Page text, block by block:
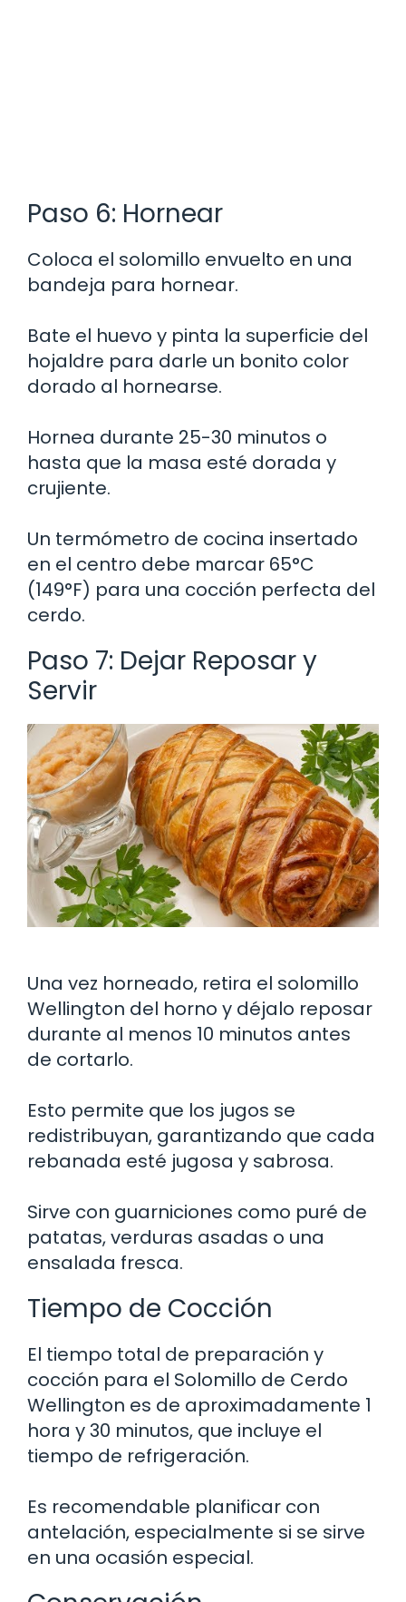
Paso 6: Hornear
Coloca el solomillo envuelto en una
bandeja para hornear.
Bate el huevo y pinta la superficie del
hojaldre para darle un bonito color
dorado al hornearse.
Hornea durante 25-30 minutos o
hasta que la masa esté dorada y
crujiente.
Un termómetro de cocina insertado
en el centro debe marcar 65°C
(149°F) para una cocción perfecta del
cerdo.
Paso 7: Dejar Reposar y
Servir
Una vez horneado, retira el solomillo
Wellington del horno y déjalo reposar
durante al menos 10 minutos antes
de cortarlo.
Esto permite que los jugos se
redistribuyan, garantizando que cada
rebanada esté jugosa y sabrosa.
Sirve con guarniciones como puré de
patatas, verduras asadas o una
ensalada fresca.
Tiempo de Cocción
El tiempo total de preparación y
cocción para el Solomillo de Cerdo
Wellington es de aproximadamente 1
hora y 30 minutos, que incluye el
tiempo de refrigeración.
Es recomendable planificar con
antelación, especialmente si se sirve
en una ocasión especial.